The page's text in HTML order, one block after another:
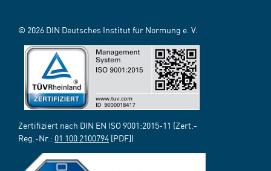
© 2026 DIN Deutsches Institut für Normung e. V.
Zertifiziert nach DIN EN ISO 9001:2015-11 (Zert.-
Reg.-Nr.: 01 100 2100794 [PDF])